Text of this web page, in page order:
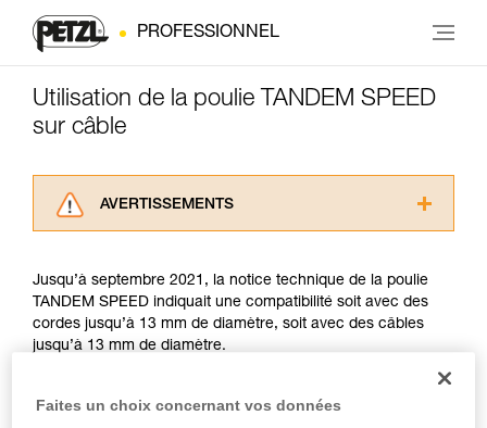
PROFESSIONNEL
Utilisation de la poulie TANDEM SPEED
sur câble
AVERTISSEMENTS
consulter. Vous devez avoir compris les
informations de la notice technique pour
pouvoir comprendre ce complément
d’informations.
formation et un entraînement spécifique. Validez
Jusqu’à septembre 2021, la notice technique de la poulie
TANDEM SPEED indiquait une compatibilité soit avec des
cordes jusqu’à 13 mm de diamètre, soit avec des câbles
jusqu’à 13 mm de diamètre.
Depuis septembre 2021, l’usage de poulie sur câble a été
Faites un choix concernant vos données